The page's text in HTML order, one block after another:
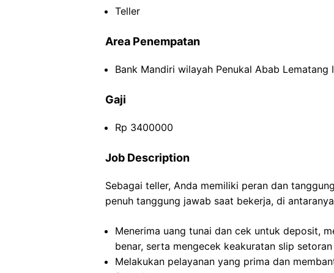
Teller
Area Penempatan
Bank Mandiri wilayah Penukal Abab Lematang
Gaji
Rp 3400000
Job Description
Sebagai teller, Anda memiliki peran dan
penuh tanggung jawab saat bekerja, di
Menerima uang tunai dan cek untuk deposit,
benar, serta mengecek keakuratan slip
Melakukan pelayanan yang prima dan